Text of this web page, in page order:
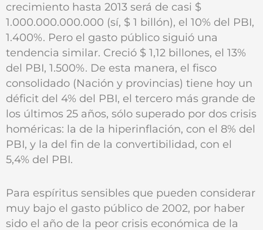
crecimiento hasta 2013 será de casi $
1.000.000.000.000 (sí, $ 1 billón), el 10% del PBI,
1.400%. Pero el gasto público siguió una
tendencia similar. Creció $ 1,12 billones, el 13%
del PBI, 1.500%. De esta manera, el fisco
consolidado (Nación y provincias) tiene hoy un
déficit del 4% del PBI, el tercero más grande de
los últimos 25 años, sólo superado por dos crisis
homéricas: la de la hiperinflación, con el 8% del
PBI, y la del fin de la convertibilidad, con el
5,4% del PBI.
Para espíritus sensibles que pueden considerar
muy bajo el gasto público de 2002, por haber
sido el año de la peor crisis económica de la